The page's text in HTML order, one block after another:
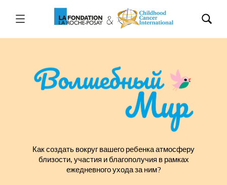
Как создать вокруг вашего ребенка атмосферу
близости, участия и благополучия в рамках
ежедневного ухода за ним?